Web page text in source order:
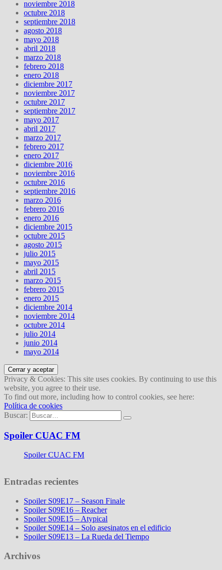
noviembre 2018
octubre 2018
septiembre 2018
agosto 2018
mayo 2018
abril 2018
marzo 2018
febrero 2018
enero 2018
diciembre 2017
noviembre 2017
octubre 2017
septiembre 2017
mayo 2017
abril 2017
marzo 2017
febrero 2017
enero 2017
diciembre 2016
noviembre 2016
octubre 2016
septiembre 2016
marzo 2016
febrero 2016
enero 2016
diciembre 2015
octubre 2015
agosto 2015
julio 2015
mayo 2015
abril 2015
marzo 2015
febrero 2015
enero 2015
diciembre 2014
noviembre 2014
octubre 2014
julio 2014
junio 2014
mayo 2014
Privacy & Cookies: This site uses cookies. By continuing to use this
website, you agree to their use.
To find out more, including how to control cookies, see here:
Política de cookies
Buscar:
Spoiler CUAC FM
Spoiler CUAC FM
Entradas recientes
Spoiler S09E17 – Season Finale
Spoiler S09E16 – Reacher
Spoiler S09E15 – Atypical
Spoiler S09E14 – Solo asesinatos en el edificio
Spoiler S09E13 – La Rueda del Tiempo
Archivos